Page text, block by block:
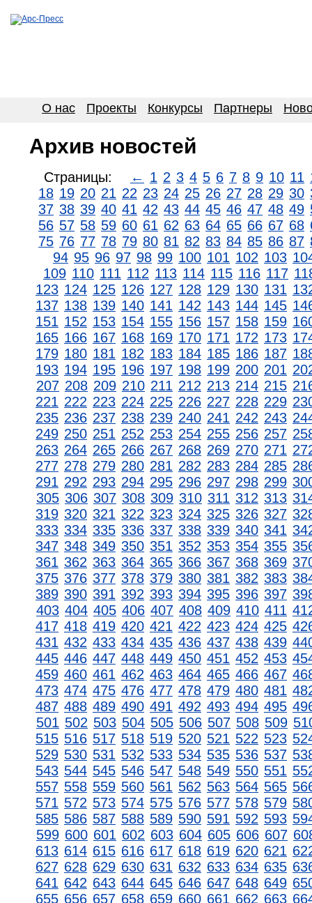
О нас Проекты Конкурсы Партнеры
Архив новостей
Страницы: ← 1 2 3 4 5 6 7 8 9 10 11
18 19 20 21 22 23 24 25 26 27 28 29 30
37 38 39 40 41 42 43 44 45 46 47 48 49
56 57 58 59 60 61 62 63 64 65 66 67 68
75 76 77 78 79 80 81 82 83 84 85 86 87
94 95 96 97 98 99 100 101 102 103
109 110 111 112 113 114 115 116 117
123 124 125 126 127 128 129 130 131
137 138 139 140 141 142 143 144 145
151 152 153 154 155 156 157 158 159
165 166 167 168 169 170 171 172 173
179 180 181 182 183 184 185 186 187
193 194 195 196 197 198 199 200 201
207 208 209 210 211 212 213 214 215
221 222 223 224 225 226 227 228 229
235 236 237 238 239 240 241 242 243
249 250 251 252 253 254 255 256 257
263 264 265 266 267 268 269 270 271
277 278 279 280 281 282 283 284 285
291 292 293 294 295 296 297 298 299
305 306 307 308 309 310 311 312 313
319 320 321 322 323 324 325 326 327
333 334 335 336 337 338 339 340 341
347 348 349 350 351 352 353 354 355
361 362 363 364 365 366 367 368 369
375 376 377 378 379 380 381 382 383
389 390 391 392 393 394 395 396 397
403 404 405 406 407 408 409 410 411
417 418 419 420 421 422 423 424 425
431 432 433 434 435 436 437 438 439
445 446 447 448 449 450 451 452 453
459 460 461 462 463 464 465 466 467
473 474 475 476 477 478 479 480 481
487 488 489 490 491 492 493 494 495
501 502 503 504 505 506 507 508 509
515 516 517 518 519 520 521 522 523
529 530 531 532 533 534 535 536 537
543 544 545 546 547 548 549 550 551
557 558 559 560 561 562 563 564 565
571 572 573 574 575 576 577 578 579
585 586 587 588 589 590 591 592 593
599 600 601 602 603 604 605 606 607
613 614 615 616 617 618 619 620 621
627 628 629 630 631 632 633 634 635
641 642 643 644 645 646 647 648 649
655 656 657 658 659 660 661 662 663